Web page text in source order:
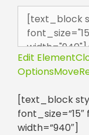
Edit Element
OptionsMove
[text_block
width=”940″]